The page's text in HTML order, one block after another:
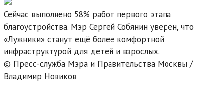
Сейчас выполнено 58% работ первого этапа
благоустройства. Мэр Сергей Собянин уверен, что
«Лужники» станут ещё более комфортной
инфраструктурой для детей и взрослых.
© Пресс-служба Мэра и Правительства Москвы /
Владимир Новиков